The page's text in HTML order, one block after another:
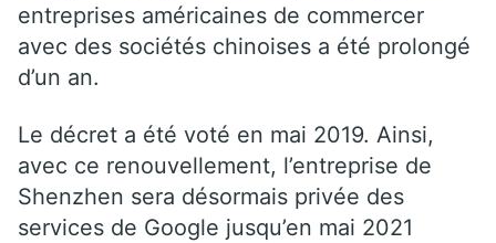
entreprises américaines de commercer
avec des sociétés chinoises a été prolongé
d’un an.
Le décret a été voté en mai 2019. Ainsi,
avec ce renouvellement, l’entreprise de
Shenzhen sera désormais privée des
services de Google jusqu’en mai 2021